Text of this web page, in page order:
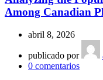
Among Canadian
abril 8, 2026
publicado por
0 comentarios